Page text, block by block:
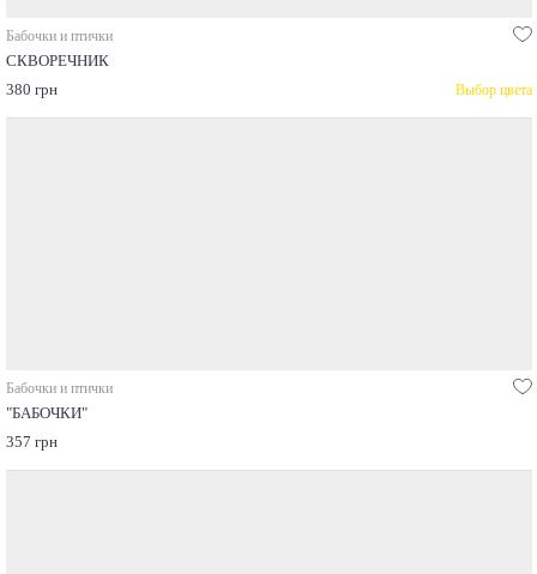
Бабочки и птички
СКВОРЕЧНИК
380 грн
Выбор цвета
Бабочки и птички
"БАБОЧКИ"
357 грн